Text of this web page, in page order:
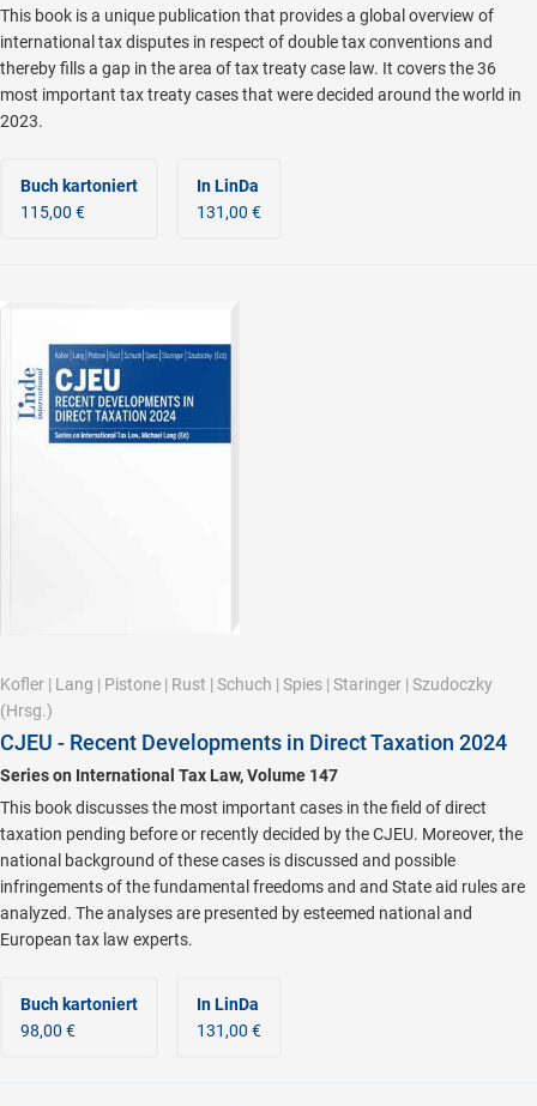
This book is a unique publication that provides a global overview of
international tax disputes in respect of double tax conventions and
thereby fills a gap in the area of tax treaty case law. It covers the 36
most important tax treaty cases that were decided around the world in
2023.
Buch kartoniert
115,00 €
In LinDa
131,00 €
Kofler | Lang | Pistone | Rust | Schuch | Spies | Staringer | Szudoczky
(Hrsg.)
CJEU - Recent Developments in Direct Taxation 2024
Series on International Tax Law, Volume 147
This book discusses the most important cases in the field of direct
taxation pending before or recently decided by the CJEU. Moreover, the
national background of these cases is discussed and possible
infringements of the fundamental freedoms and and State aid rules are
analyzed. The analyses are presented by esteemed national and
European tax law experts.
Buch kartoniert
98,00 €
In LinDa
131,00 €